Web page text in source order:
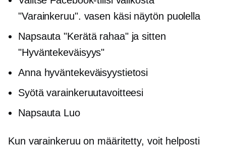
"Varainkeruu". vasen käsinäytön puolella
Napsauta "Kerätä rahaa" ja sitten
"Hyväntekeväisyys"
Anna hyväntekeväisyystietosi
Syötä varainkeruutavoitteesi
Napsauta Luo
Kun varainkeruu on määritetty, voit helposti